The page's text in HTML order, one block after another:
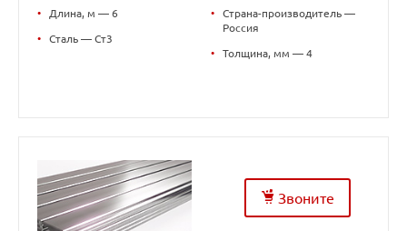
• Длина, м — 6
• Сталь — Ст3
•
Страна-производитель —
Россия
• Толщина, мм — 4
Звоните